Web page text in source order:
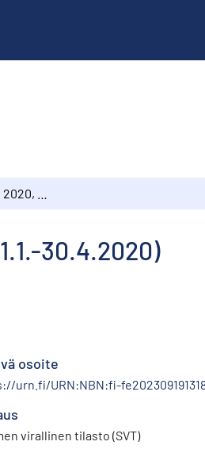
30.4.2020)
osoite
urn.fi/URN:NBN:fi-
virallinen tilasto (SVT)